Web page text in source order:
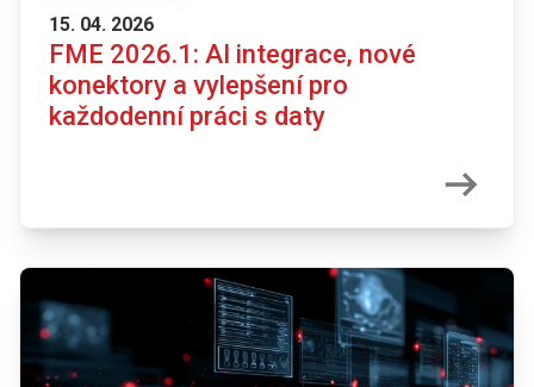
15. 04. 2026
FME 2026.1: AI integrace, nové
konektory a vylepšení pro
každodenní práci s daty